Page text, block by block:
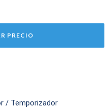
/ Temporizador